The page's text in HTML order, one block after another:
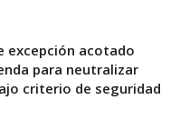
excepción acotado
para neutralizar
criterio de seguridad